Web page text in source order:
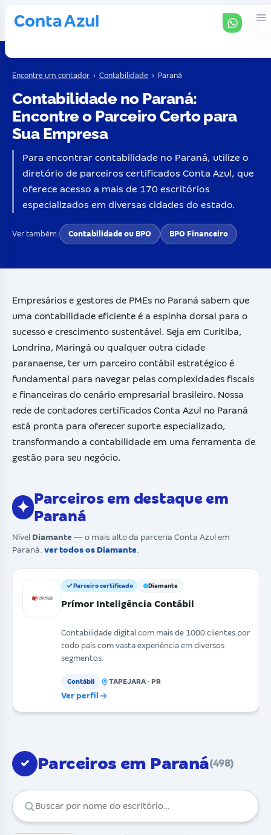
Encontre um contador › Contabilidade › Paraná
Contabilidade no Paraná:
Encontre o Parceiro Certo para
Sua Empresa
Para encontrar contabilidade no Paraná, utilize o
diretório de parceiros certificados Conta Azul, que
oferece acesso a mais de 170 escritórios
especializados em diversas cidades do estado.
Ver também: Contabilidade ou BPO BPO Financeiro
Empresários e gestores de PMEs no Paraná sabem que
uma contabilidade eficiente é a espinha dorsal para o
sucesso e crescimento sustentável. Seja em Curitiba,
Londrina, Maringá ou qualquer outra cidade
paranaense, ter um parceiro contábil estratégico é
fundamental para navegar pelas complexidades fiscais
e financeiras do cenário empresarial brasileiro. Nossa
rede de contadores certificados Conta Azul no Paraná
está pronta para oferecer suporte especializado,
transformando a contabilidade em uma ferramenta de
gestão para seu negócio.
✦
Parceiros em destaque em
Paraná
Nível Diamante — o mais alto da parceria Conta Azul em
Paraná. ver todos os Diamante.
Parceiro certificado Diamante
Prímor Inteligência Contábil
Contabilidade digital com mais de 1000 clientes por
todo país com vasta experiência em diversos
segmentos.
Contábil TAPEJARA · PR
Ver perfil
✓ Parceiros em Paraná(498)